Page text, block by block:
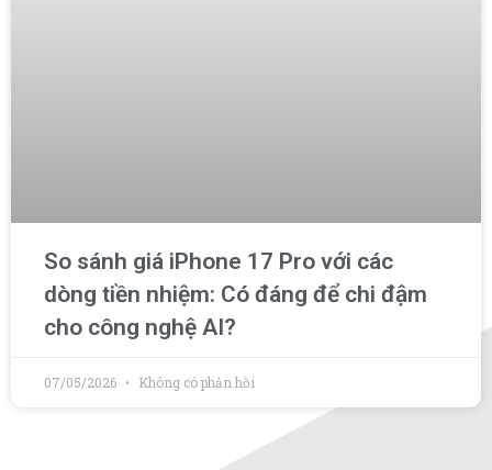
So sánh giá iPhone 17 Pro với các
dòng tiền nhiệm: Có đáng để chi đậm
cho công nghệ AI?
07/05/2026 Không có phản hồi